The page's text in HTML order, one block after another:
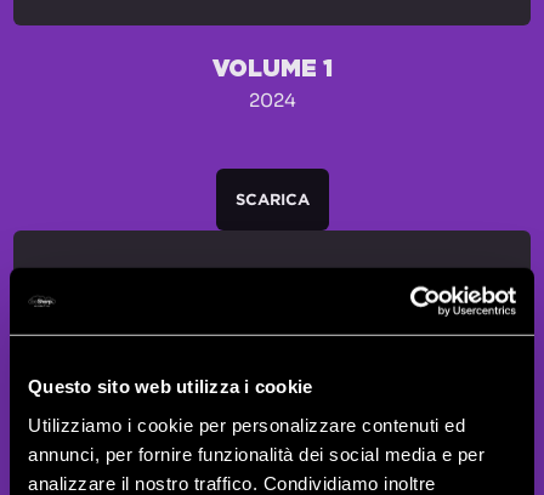
Questo sito web utilizza i cookie
Utilizziamo i cookie per personalizzare contenuti ed
annunci, per fornire funzionalità dei social media e per
analizzare il nostro traffico. Condividiamo inoltre
VOLUME 1
2024
SCARICA